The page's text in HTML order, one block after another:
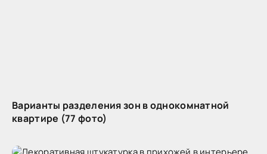
Варианты разделения зон в однокомнатной
квартире (77 фото)